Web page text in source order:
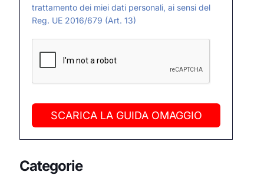
trattamento dei miei dati personali, ai sensi del
Reg. UE 2016/679 (Art. 13)
SCARICA LA GUIDA OMAGGIO
Categorie